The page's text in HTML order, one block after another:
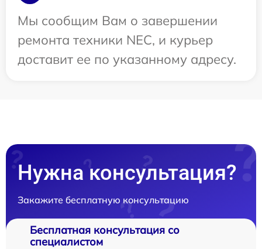
Мы сообщим Вам о завершении
ремонта техники NEC, и курьер
доставит ее по указанному адресу.
Нужна консультация?
Закажите бесплатную консультацию
Бесплатная консультация со
специалистом